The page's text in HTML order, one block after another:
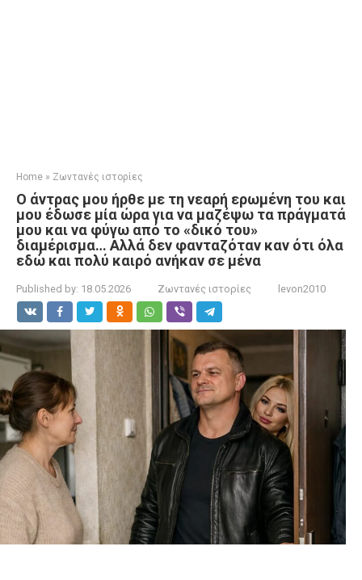
Home » Ζωντανές ιστορίες
Ο άντρας μου ήρθε με τη νεαρή ερωμένη του και
μου έδωσε μία ώρα για να μαζέψω τα πράγματά
μου και να φύγω από το «δικό του»
διαμέρισμα… Αλλά δεν φανταζόταν καν ότι όλα
εδώ και πολύ καιρό ανήκαν σε μένα
Published by: 18.05.2026 Ζωντανές ιστορίες levon2010